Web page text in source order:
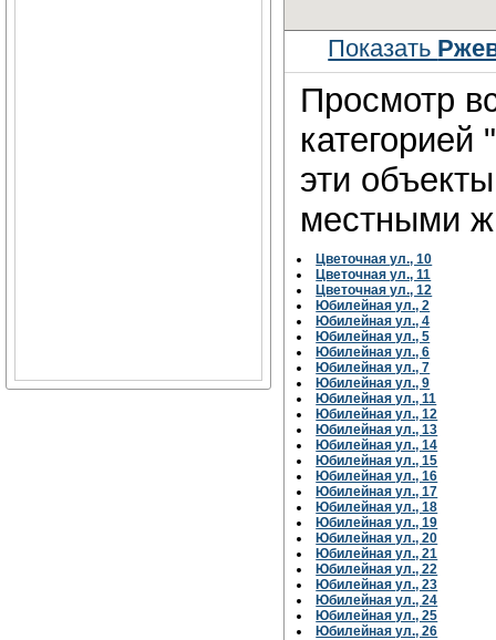
Показать
Просмотр
эти
местными
Цветочная ул., 10
Цветочная ул., 11
Цветочная ул., 12
Юбилейная ул., 2
Юбилейная ул., 4
Юбилейная ул., 5
Юбилейная ул., 6
Юбилейная ул., 7
Юбилейная ул., 9
Юбилейная ул., 11
Юбилейная ул., 12
Юбилейная ул., 13
Юбилейная ул., 14
Юбилейная ул., 15
Юбилейная ул., 16
Юбилейная ул., 17
Юбилейная ул., 18
Юбилейная ул., 19
Юбилейная ул., 20
Юбилейная ул., 21
Юбилейная ул., 22
Юбилейная ул., 23
Юбилейная ул., 24
Юбилейная ул., 25
Юбилейная ул., 26